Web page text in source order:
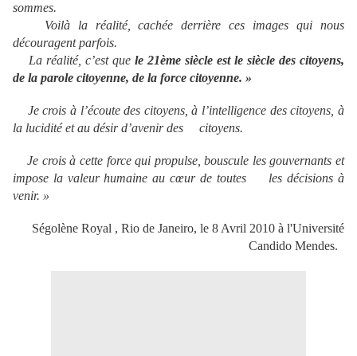
sommes.
Voilà la réalité, cachée derrière ces images qui nous
découragent parfois.
La réalité, c’est que le 21ème siècle est le siècle des citoyens,
de la parole citoyenne, de la force citoyenne. »
Je crois à l’écoute des citoyens, à l’intelligence des citoyens, à
la lucidité et au désir d’avenir des citoyens.
Je crois à cette force qui propulse, bouscule les gouvernants et
impose la valeur humaine au cœur de toutes les décisions à
venir. »
Ségolène Royal , Rio de Janeiro, le 8 Avril 2010 à l'Université
Candido Mendes.